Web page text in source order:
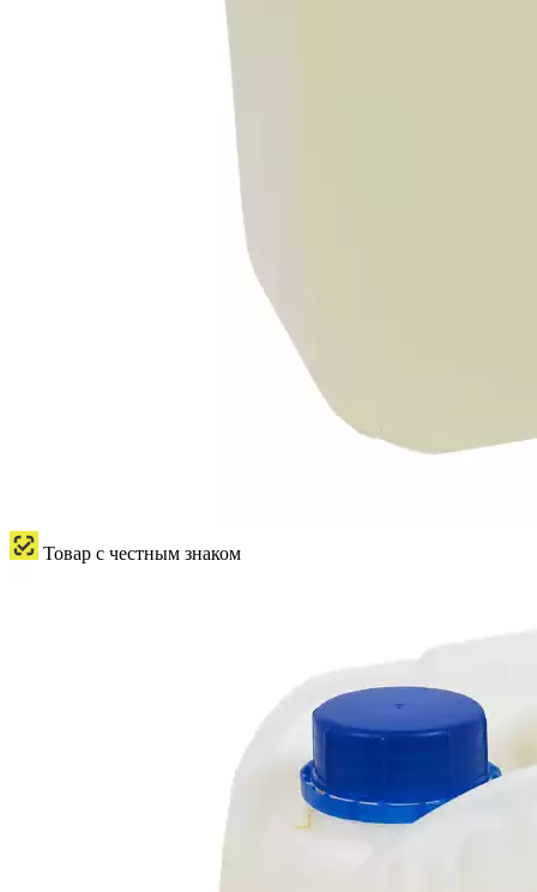
Товар с честным знаком